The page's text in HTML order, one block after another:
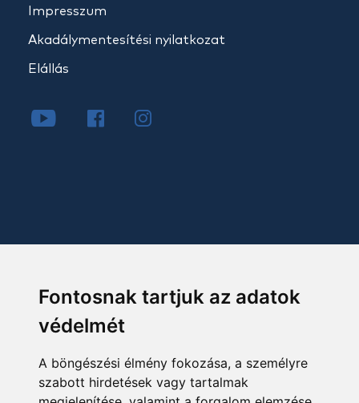
Fontosnak tartjuk az adatok
védelmét
A böngészési élmény fokozása, a személyre
szabott hirdetések vagy tartalmak
Impresszum
Akadálymentesítési nyilatkozat
Elállás